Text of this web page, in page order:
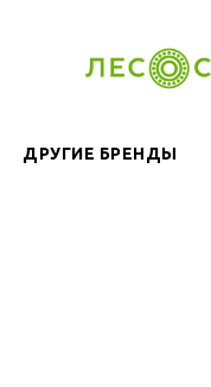
ДРУГИЕ БРЕНДЫ